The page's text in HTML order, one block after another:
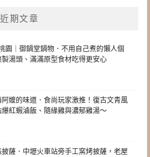
近期文章
園｜御鍋堂鍋物．不用自己煮的懶人個
湯頭、滿滿原型食材吃得更安心
嬤的味道．食尚玩家激推！復古文青風
紅蝦滷飯、隨緣雞與濃郁雞湯～
薩．中壢火車站旁手工窯烤披薩，老屋